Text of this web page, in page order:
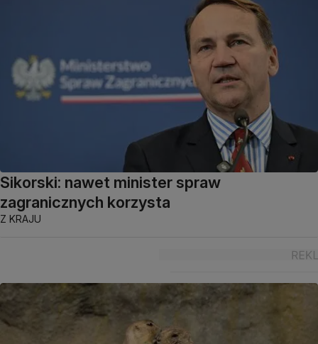
Sikorski: nawet minister spraw
zagranicznych korzysta
Z KRAJU